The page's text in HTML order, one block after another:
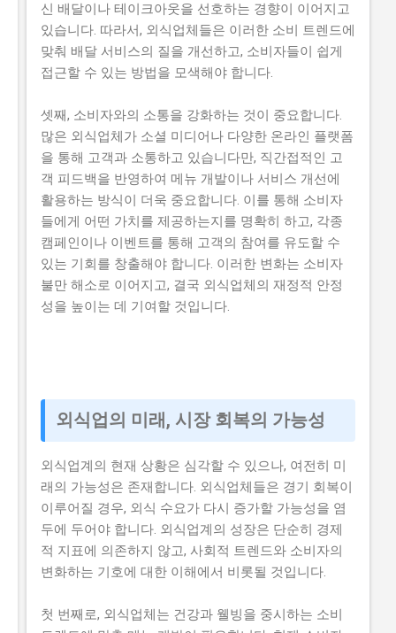
신 배달이나 테이크아웃을 선호하는 경향이 이어지고
있습니다. 따라서, 외식업체들은 이러한 소비 트렌드에
맞춰 배달 서비스의 질을 개선하고, 소비자들이 쉽게
접근할 수 있는 방법을 모색해야 합니다.
셋째, 소비자와의 소통을 강화하는 것이 중요합니다.
많은 외식업체가 소셜 미디어나 다양한 온라인 플랫폼
을 통해 고객과 소통하고 있습니다만, 직간접적인 고
객 피드백을 반영하여 메뉴 개발이나 서비스 개선에
활용하는 방식이 더욱 중요합니다. 이를 통해 소비자
들에게 어떤 가치를 제공하는지를 명확히 하고, 각종
캠페인이나 이벤트를 통해 고객의 참여를 유도할 수
있는 기회를 창출해야 합니다. 이러한 변화는 소비자
불만 해소로 이어지고, 결국 외식업체의 재정적 안정
성을 높이는 데 기여할 것입니다.
외식업의 미래, 시장 회복의 가능성
외식업계의 현재 상황은 심각할 수 있으나, 여전히 미
래의 가능성은 존재합니다. 외식업체들은 경기 회복이
이루어질 경우, 외식 수요가 다시 증가할 가능성을 염
두에 두어야 합니다. 외식업계의 성장은 단순히 경제
적 지표에 의존하지 않고, 사회적 트렌드와 소비자의
변화하는 기호에 대한 이해에서 비롯될 것입니다.
첫 번째로, 외식업체는 건강과 웰빙을 중시하는 소비